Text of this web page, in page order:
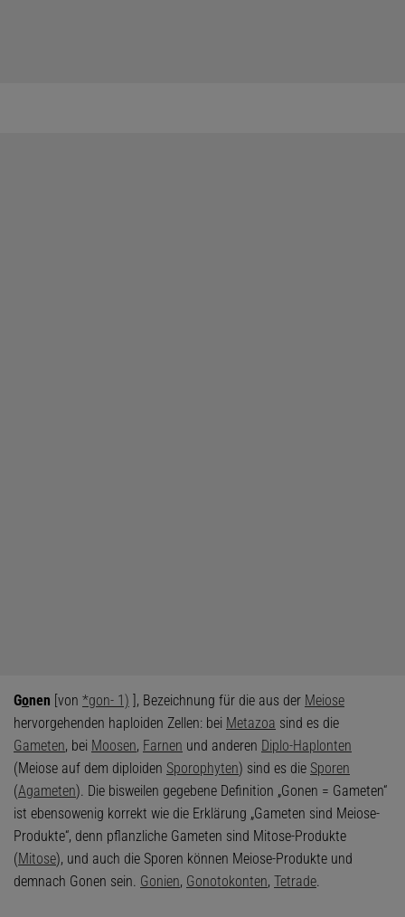
Gonen [von *gon- 1) ], Bezeichnung für die aus der Meiose
hervorgehenden haploiden Zellen: bei Metazoa sind es die
Gameten, bei Moosen, Farnen und anderen Diplo-Haplonten
(Meiose auf dem diploiden Sporophyten) sind es die Sporen
(Agameten). Die bisweilen gegebene Definition „Gonen = Gameten“
ist ebensowenig korrekt wie die Erklärung „Gameten sind Meiose-
Produkte“, denn pflanzliche Gameten sind Mitose-Produkte
(Mitose), und auch die Sporen können Meiose-Produkte und
demnach Gonen sein. Gonien, Gonotokonten, Tetrade.